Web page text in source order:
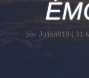
par Julian818 | 31